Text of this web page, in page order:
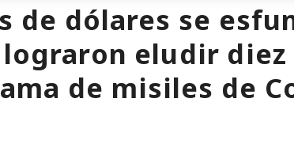
de dólares se
eludir
de misiles de